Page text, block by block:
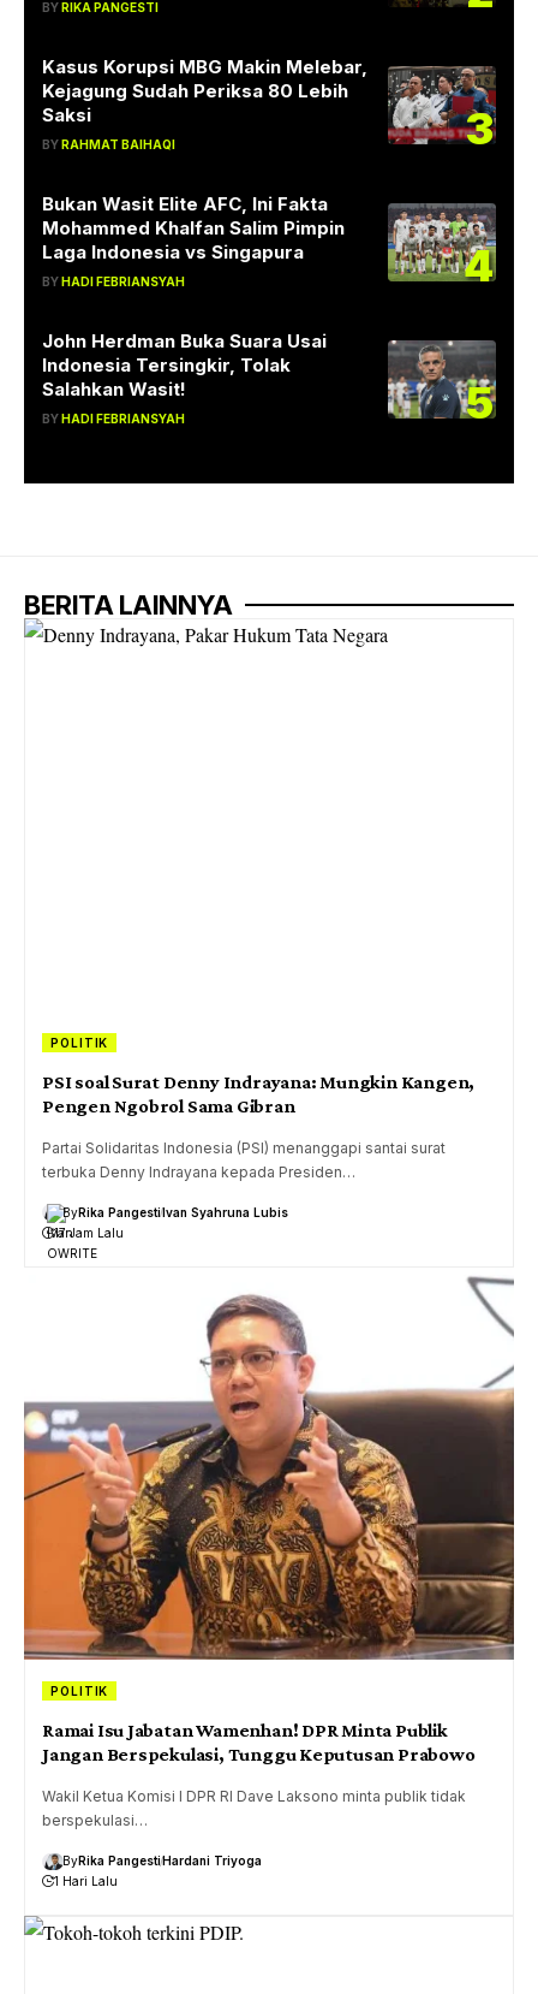
BY RIKA PANGESTI
Kasus Korupsi MBG Makin Melebar,
Kejagung Sudah Periksa 80 Lebih
Saksi
BY RAHMAT BAIHAQI 3
Bukan Wasit Elite AFC, Ini Fakta
Mohammed Khalfan Salim Pimpin
Laga Indonesia vs Singapura
BY HADI FEBRIANSYAH 4
John Herdman Buka Suara Usai
Indonesia Tersingkir, Tolak
Salahkan Wasit!
BY HADI FEBRIANSYAH 5
BERITA LAINNYA
POLITIK
PSI soal Surat Denny Indrayana: Mungkin Kangen,
Pengen Ngobrol Sama Gibran
Partai Solidaritas Indonesia (PSI) menanggapi santai surat
terbuka Denny Indrayana kepada Presiden…
ByRika PangestiIvan Syahruna Lubis
17 Jam Lalu
POLITIK
Ramai Isu Jabatan Wamenhan! DPR Minta Publik
Jangan Berspekulasi, Tunggu Keputusan Prabowo
Wakil Ketua Komisi I DPR RI Dave Laksono minta publik tidak
berspekulasi…
ByRika PangestiHardani Triyoga
1 Hari Lalu